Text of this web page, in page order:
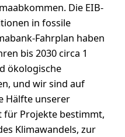
Die EIB-
in fossile
Fahrplan haben
bis 2030 circa 1
ökologische
und wir sind auf
Hälfte unserer
für Projekte bestimmt,
Klimawandels, zur